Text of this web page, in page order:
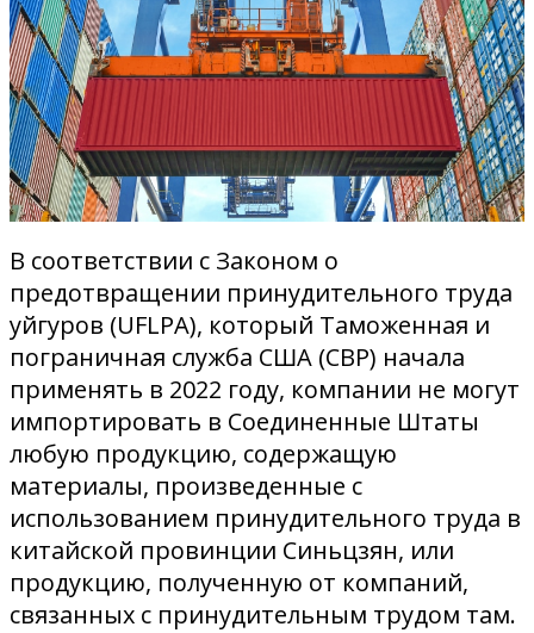
В соответствии с Законом о
предотвращении принудительного труда
уйгуров (UFLPA), который Таможенная и
пограничная служба США (CBP) начала
применять в 2022 году, компании не могут
импортировать в Соединенные Штаты
любую продукцию, содержащую
материалы, произведенные с
использованием принудительного труда в
китайской провинции Синьцзян, или
продукцию, полученную от компаний,
связанных с принудительным трудом там.